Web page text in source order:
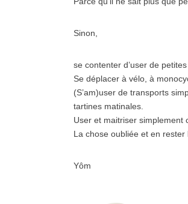
Sinon,
se contenter d’user de
Se déplacer à vélo, à
(S’am)user de transports
tartines matinales.
User et maitriser simplement
La chose oubliée et en rester
Yôm